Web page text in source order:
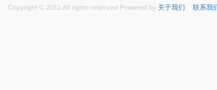
Copyright © 2011 All rights reserved Powered by 关于我们 联系我